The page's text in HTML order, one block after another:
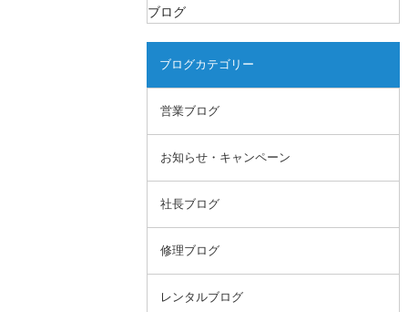
ブログ
ブログカテゴリー
営業ブログ
お知らせ・キャンペーン
社長ブログ
修理ブログ
レンタルブログ